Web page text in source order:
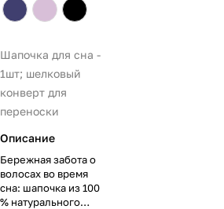
Шапочка для сна -
1шт; шелковый
конверт для
переноски
Описание
Бережная забота о
волосах во время
сна: шапочка из 100
% натурального